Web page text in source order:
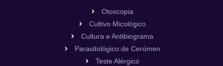
Otoscopia
Cultivo Micológico
Cultura e Antibiograma
Parasitológico de Cerúmen
Teste Alérgico